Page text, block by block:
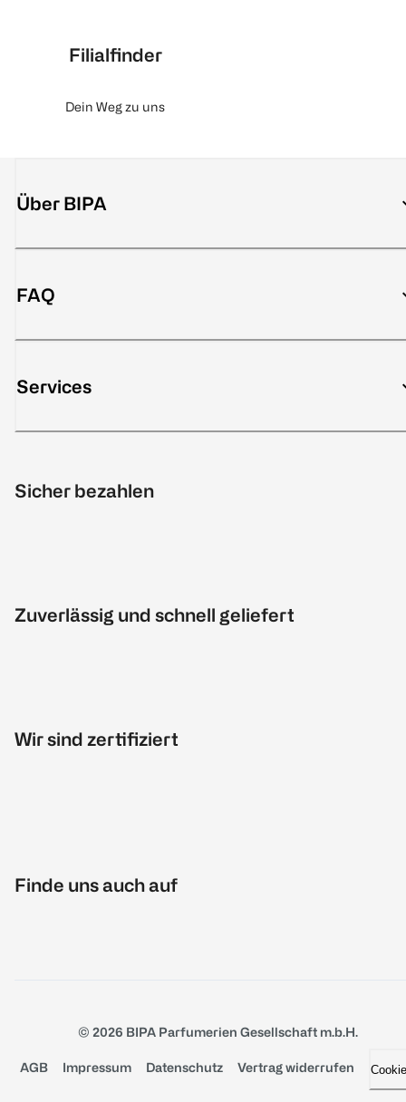
Filialfinder
Dein Weg zu uns
Über BIPA
FAQ
Services
Sicher bezahlen
Zuverlässig und schnell geliefert
Wir sind zertifiziert
Finde uns auch auf
© 2026 BIPA Parfumerien Gesellschaft m.b.H.
AGB Impressum Datenschutz Vertrag widerrufen